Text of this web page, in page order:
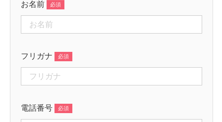
お名前
フリガナ
電話番号